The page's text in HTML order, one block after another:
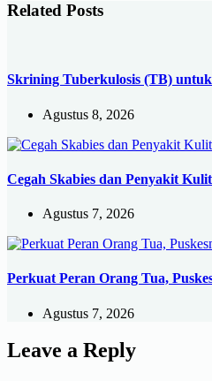
Related Posts
Skrining Tuberkulosis (TB)
Agustus 8, 2026
Cegah Skabies dan Penyakit
Agustus 7, 2026
Perkuat Peran Orang Tua,
Agustus 7, 2026
Leave a Reply